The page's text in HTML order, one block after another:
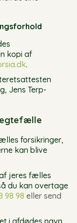
kopi af
.
Jens Terp-
forsikringer,
kan blive
jeres fælles
du kan overtage
98 98 eller send
i afdødes navn,